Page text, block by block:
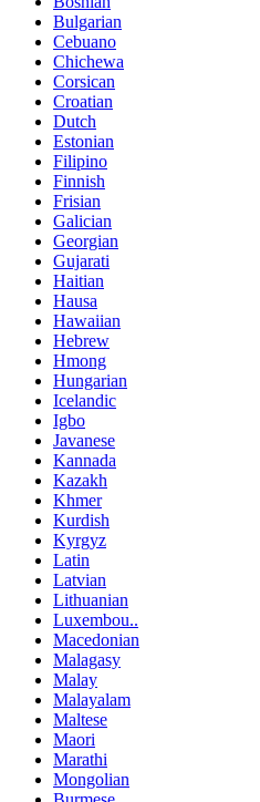
Bulgarian
Cebuano
Chichewa
Corsican
Croatian
Dutch
Estonian
Filipino
Finnish
Frisian
Galician
Georgian
Gujarati
Haitian
Hausa
Hawaiian
Hebrew
Hmong
Hungarian
Icelandic
Igbo
Javanese
Kannada
Kazakh
Khmer
Kurdish
Kyrgyz
Latin
Latvian
Lithuanian
Luxembou..
Macedonian
Malagasy
Malay
Malayalam
Maltese
Maori
Marathi
Mongolian